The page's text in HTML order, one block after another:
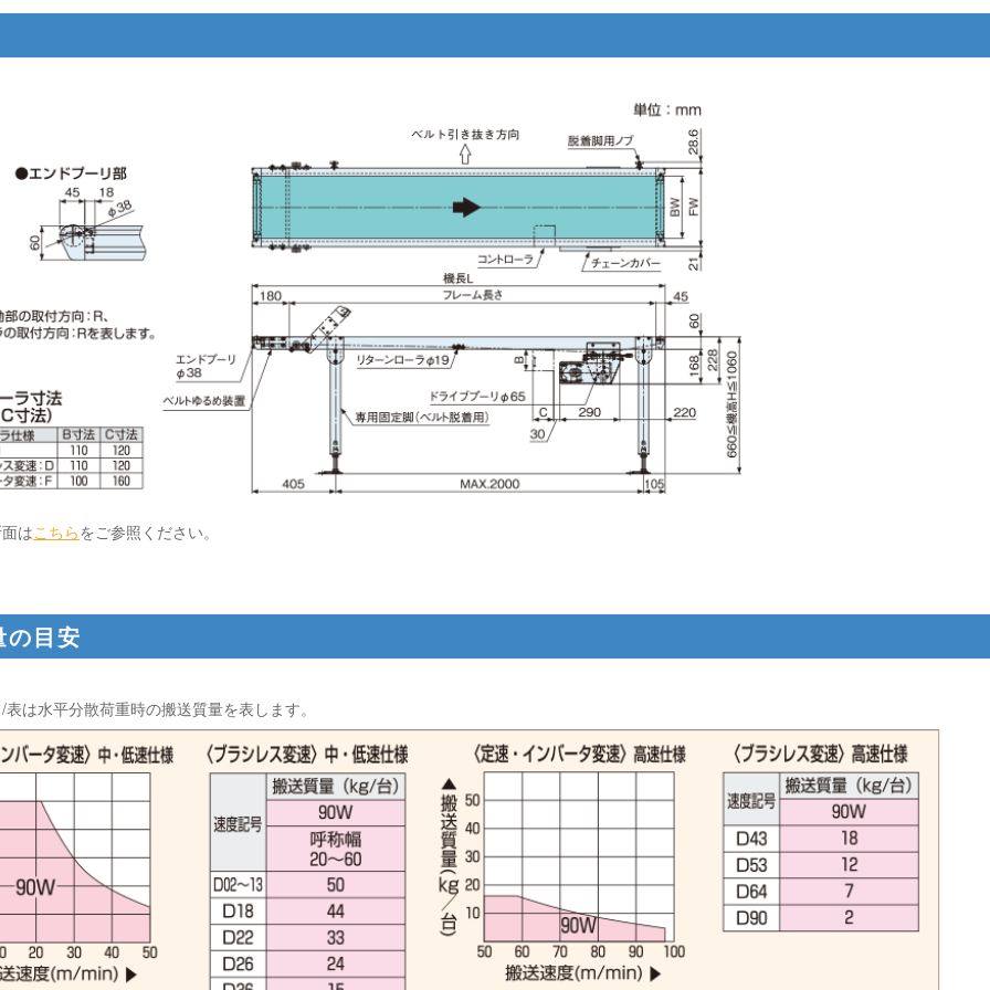
はこちらをご参照ください。
の目安
は水平分散荷重時の搬送質量を表します。